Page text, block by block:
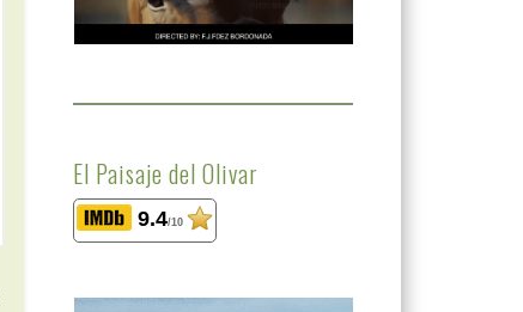
El Paisaje del Olivar
9.4/10